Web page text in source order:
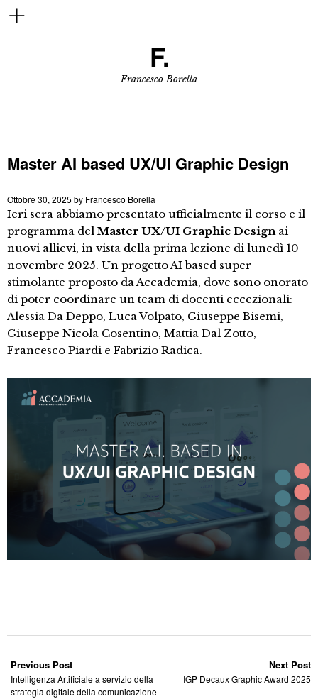
F.
Francesco Borella
Master AI based UX/UI Graphic Design
Ottobre 30, 2025 by Francesco Borella
Ieri sera abbiamo presentato ufficialmente il corso e il
programma del Master UX/UI Graphic Designai
nuovi allievi, in vista della prima lezione di lunedì 10
novembre 2025. Un progetto AI based super
stimolante proposto da Accademia, dove sono onorato
di poter coordinare un team di docenti eccezionali:
Alessia Da Deppo, Luca Volpato, Giuseppe Bisemi,
Giuseppe Nicola Cosentino, Mattia Dal Zotto,
Francesco Piardi e Fabrizio Radica.
Previous Post
Intelligenza Artificiale a servizio della
strategia digitale della comunicazione
Next Post
IGP Decaux Graphic Award 2025